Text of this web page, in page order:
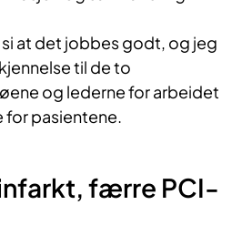
at det jobbes godt, og jeg
til de to
og lederne for arbeidet
for pasientene.
færre PCI-